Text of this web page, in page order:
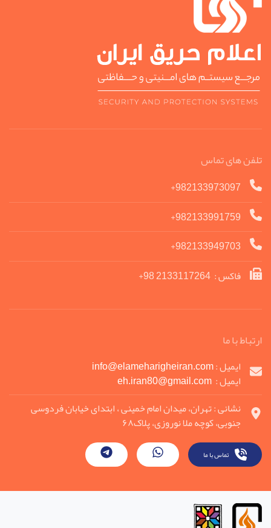
تلفن های تماس
982133973097+
982133991759+
982133949703+
فاکس : 2133117264 98+
ارتباط با ما
ایمیل : info@elameharigheiran.com
ایمیل : eh.iran80@gmail.com
نشانی : تهران، میدان امام خمینی ، ابتدای خیابان فردوسی
جنوبی، کوچه ملا نوروزی، پلاک۶۸
تماس با ما